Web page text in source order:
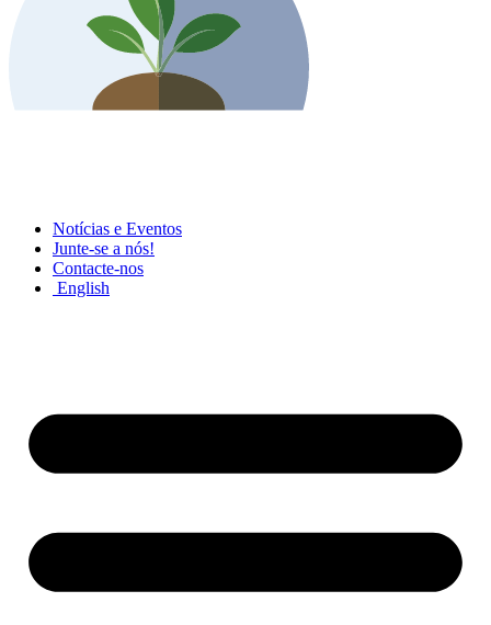
Notícias e Eventos
Junte-se a nós!
Contacte-nos
English